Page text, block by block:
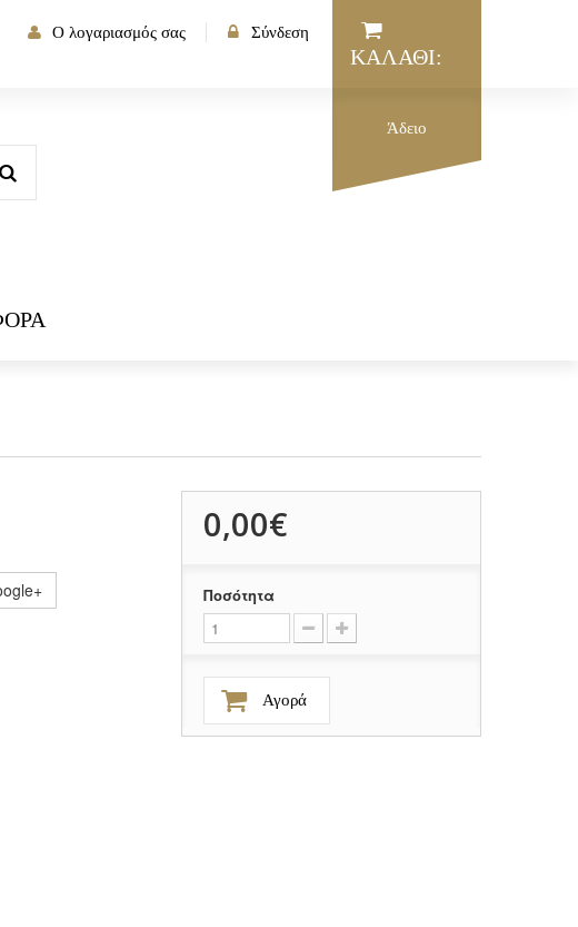
ΚΑΛΆΘΙ:
Άδειο
Σύνδεση
Ο λογαριασμός σας
0,00€
Ποσότητα
Αγορά